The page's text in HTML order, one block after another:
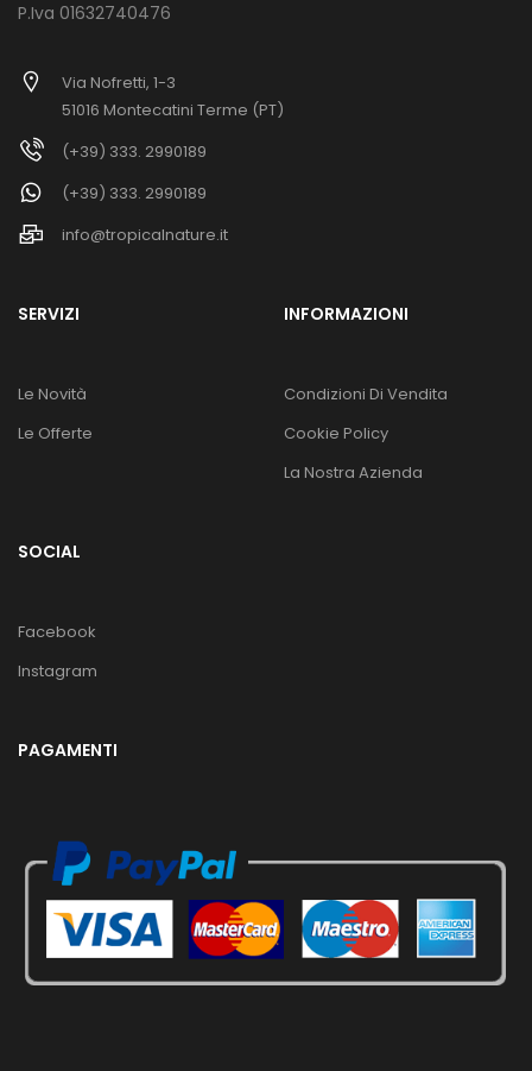
P.Iva 01632740476
Via Nofretti, 1-3
51016 Montecatini Terme (PT)
(+39) 333. 2990189
(+39) 333. 2990189
info@tropicalnature.it
SERVIZI
Le Novità
Le Offerte
INFORMAZIONI
Condizioni Di Vendita
Cookie Policy
La Nostra Azienda
SOCIAL
Facebook
Instagram
PAGAMENTI